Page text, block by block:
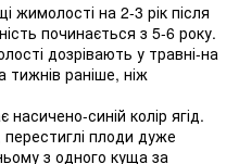
жимолості на 2-3 рік після
починається з 5-6 року.
дозрівають у травні-на
тижнів раніше, ніж
синій колір ягід.
плоди дуже
з одного куща за